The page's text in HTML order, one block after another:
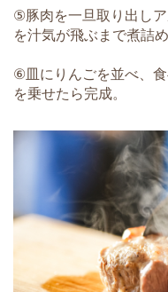
⑤豚肉を一旦取り出し
を汁気が飛ぶまで煮詰め
⑥皿にりんごを並べ、
を乗せたら完成。